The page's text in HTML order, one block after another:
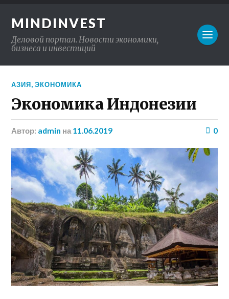
MINDINVEST
Деловой портал. Новости экономики,
бизнеса и инвестиций
АЗИЯ,ЭКОНОМИКА
Экономика Индонезии
Автор: admin на 11.06.2019 0